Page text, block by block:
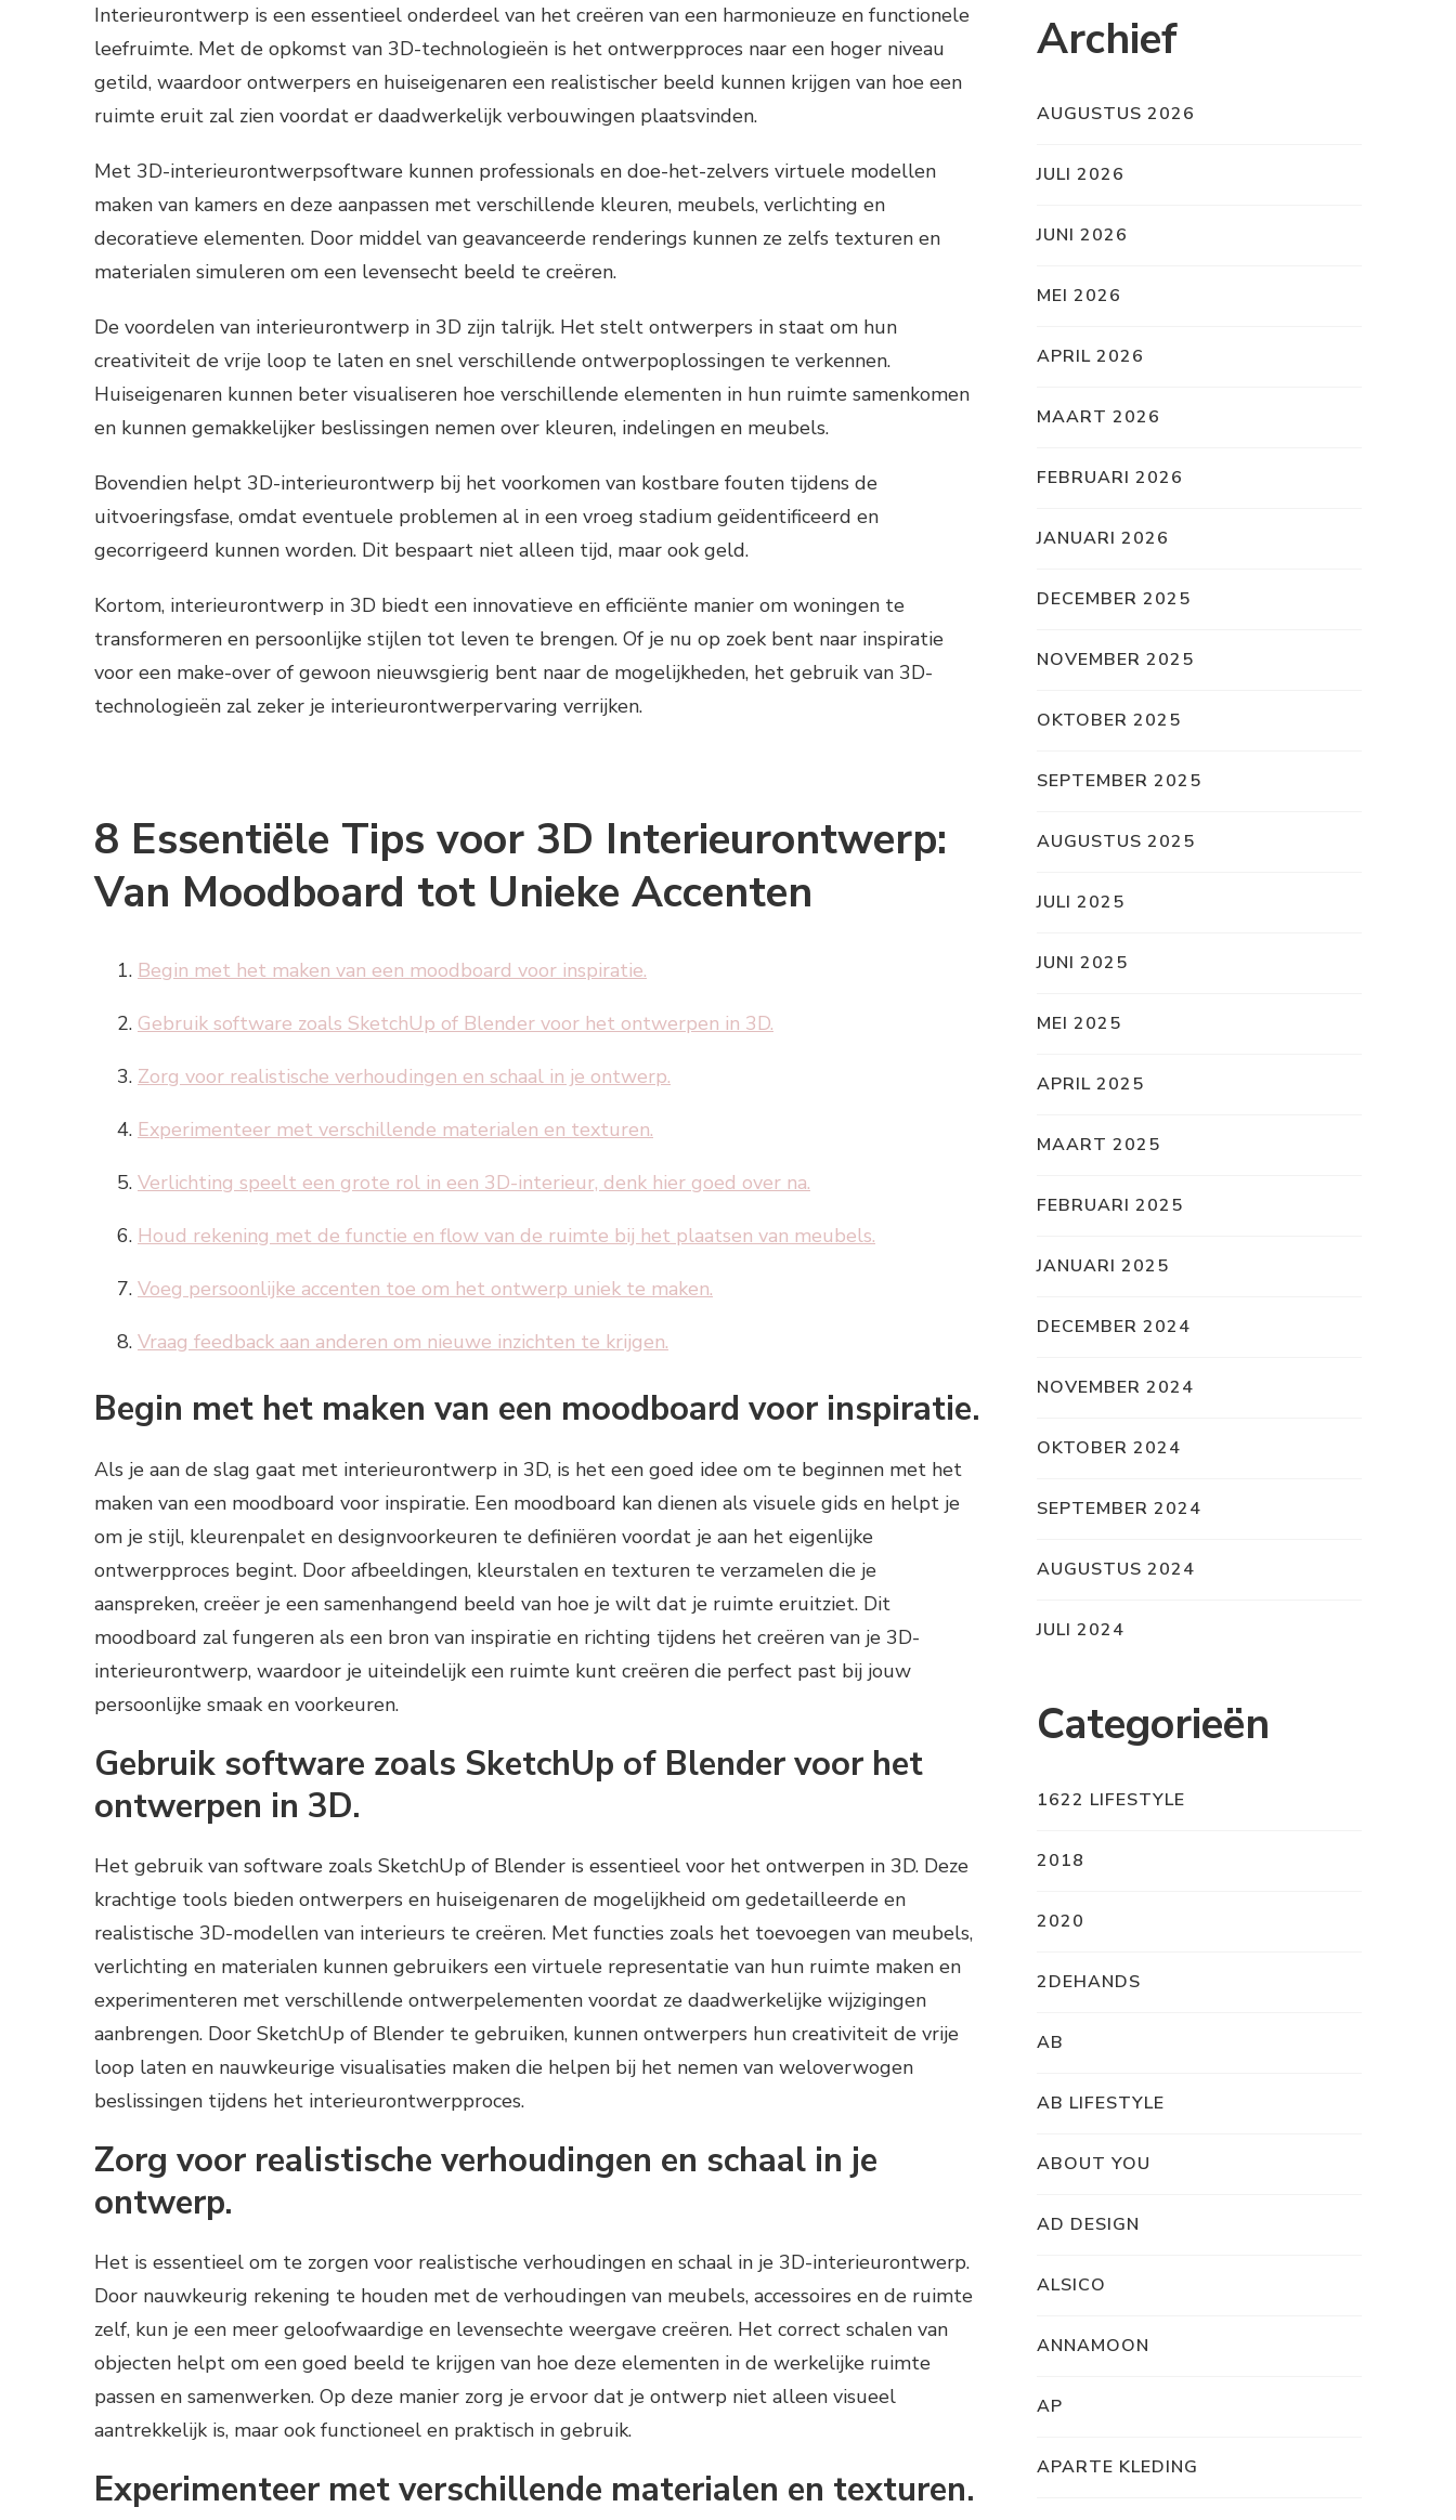
Interieurontwerp is een essentieel onderdeel van het creëren van een harmonieuze en functionele
leefruimte. Met de opkomst van 3D-technologieën is het ontwerpproces naar een hoger niveau
getild, waardoor ontwerpers en huiseigenaren een realistischer beeld kunnen krijgen van hoe een
ruimte eruit zal zien voordat er daadwerkelijk verbouwingen plaatsvinden.
Met 3D-interieurontwerpsoftware kunnen professionals en doe-het-zelvers virtuele modellen
maken van kamers en deze aanpassen met verschillende kleuren, meubels, verlichting en
decoratieve elementen. Door middel van geavanceerde renderings kunnen ze zelfs texturen en
materialen simuleren om een levensecht beeld te creëren.
De voordelen van interieurontwerp in 3D zijn talrijk. Het stelt ontwerpers in staat om hun
creativiteit de vrije loop te laten en snel verschillende ontwerpoplossingen te verkennen.
Huiseigenaren kunnen beter visualiseren hoe verschillende elementen in hun ruimte samenkomen
en kunnen gemakkelijker beslissingen nemen over kleuren, indelingen en meubels.
Bovendien helpt 3D-interieurontwerp bij het voorkomen van kostbare fouten tijdens de
uitvoeringsfase, omdat eventuele problemen al in een vroeg stadium geïdentificeerd en
gecorrigeerd kunnen worden. Dit bespaart niet alleen tijd, maar ook geld.
Kortom, interieurontwerp in 3D biedt een innovatieve en efficiënte manier om woningen te
transformeren en persoonlijke stijlen tot leven te brengen. Of je nu op zoek bent naar inspiratie
voor een make-over of gewoon nieuwsgierig bent naar de mogelijkheden, het gebruik van 3D-
technologieën zal zeker je interieurontwerpervaring verrijken.
8 Essentiële Tips voor 3D Interieurontwerp:
Van Moodboard tot Unieke Accenten
Begin met het maken van een moodboard voor inspiratie.
Gebruik software zoals SketchUp of Blender voor het ontwerpen in 3D.
Zorg voor realistische verhoudingen en schaal in je ontwerp.
Experimenteer met verschillende materialen en texturen.
Verlichting speelt een grote rol in een 3D-interieur, denk hier goed over na.
Houd rekening met de functie en flow van de ruimte bij het plaatsen van meubels.
Voeg persoonlijke accenten toe om het ontwerp uniek te maken.
Vraag feedback aan anderen om nieuwe inzichten te krijgen.
Begin met het maken van een moodboard voor inspiratie.
Als je aan de slag gaat met interieurontwerp in 3D, is het een goed idee om te beginnen met het
maken van een moodboard voor inspiratie. Een moodboard kan dienen als visuele gids en helpt je
om je stijl, kleurenpalet en designvoorkeuren te definiëren voordat je aan het eigenlijke
ontwerpproces begint. Door afbeeldingen, kleurstalen en texturen te verzamelen die je
aanspreken, creëer je een samenhangend beeld van hoe je wilt dat je ruimte eruitziet. Dit
moodboard zal fungeren als een bron van inspiratie en richting tijdens het creëren van je 3D-
interieurontwerp, waardoor je uiteindelijk een ruimte kunt creëren die perfect past bij jouw
persoonlijke smaak en voorkeuren.
Gebruik software zoals SketchUp of Blender voor het
ontwerpen in 3D.
Het gebruik van software zoals SketchUp of Blender is essentieel voor het ontwerpen in 3D. Deze
krachtige tools bieden ontwerpers en huiseigenaren de mogelijkheid om gedetailleerde en
realistische 3D-modellen van interieurs te creëren. Met functies zoals het toevoegen van meubels,
verlichting en materialen kunnen gebruikers een virtuele representatie van hun ruimte maken en
experimenteren met verschillende ontwerpelementen voordat ze daadwerkelijke wijzigingen
aanbrengen. Door SketchUp of Blender te gebruiken, kunnen ontwerpers hun creativiteit de vrije
loop laten en nauwkeurige visualisaties maken die helpen bij het nemen van weloverwogen
beslissingen tijdens het interieurontwerpproces.
Zorg voor realistische verhoudingen en schaal in je
ontwerp.
Het is essentieel om te zorgen voor realistische verhoudingen en schaal in je 3D-interieurontwerp.
Door nauwkeurig rekening te houden met de verhoudingen van meubels, accessoires en de ruimte
zelf, kun je een meer geloofwaardige en levensechte weergave creëren. Het correct schalen van
objecten helpt om een goed beeld te krijgen van hoe deze elementen in de werkelijke ruimte
passen en samenwerken. Op deze manier zorg je ervoor dat je ontwerp niet alleen visueel
aantrekkelijk is, maar ook functioneel en praktisch in gebruik.
Experimenteer met verschillende materialen en texturen.
Archief
AUGUSTUS 2026
JULI 2026
JUNI 2026
MEI 2026
APRIL 2026
MAART 2026
FEBRUARI 2026
JANUARI 2026
DECEMBER 2025
NOVEMBER 2025
OKTOBER 2025
SEPTEMBER 2025
AUGUSTUS 2025
JULI 2025
JUNI 2025
MEI 2025
APRIL 2025
MAART 2025
FEBRUARI 2025
JANUARI 2025
DECEMBER 2024
NOVEMBER 2024
OKTOBER 2024
SEPTEMBER 2024
AUGUSTUS 2024
JULI 2024
Categorieën
1622 LIFESTYLE
2018
2020
2DEHANDS
AB
AB LIFESTYLE
ABOUT YOU
AD DESIGN
ALSICO
ANNAMOON
AP
APARTE KLEDING